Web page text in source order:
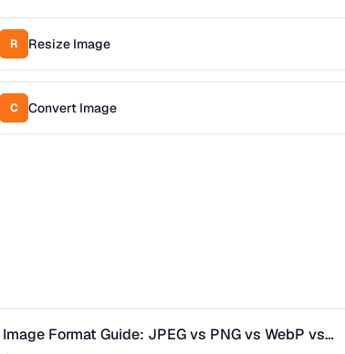
R Resize Image
C Convert Image
Image Format Guide: JPEG vs PNG vs WebP vs